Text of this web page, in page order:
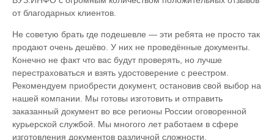
от благодарных клиентов.
Не советую брать где подешевле — эти ребята не просто так
продают очень дешёво. У них не проведённые документы.
Конечно не факт что вас будут проверять, но лучше
перестраховаться и взять удостоверение с реестром.
Рекомендуем приобрести документ, остановив свой выбор на
нашей компании. Мы готовы изготовить и отправить
заказанный документ во все регионы России оговоренной
курьерской службой. Мы многого лет работаем в сфере
изготовления документов различной сложности.